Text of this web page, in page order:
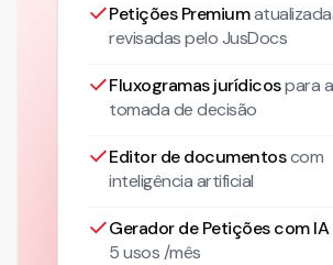
Petições Premium
revisadas pelo JusDocs
Fluxogramas jurídicospara
tomada de decisão
Editor de documentoscom
inteligência artificial
Gerador de Petições com IA
5 usos /mês